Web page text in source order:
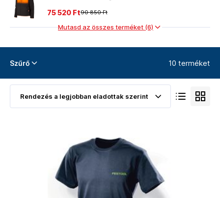
90 850 Ft
75 520 Ft
Mutasd az összes terméket (6)
Szűrő 10 terméket